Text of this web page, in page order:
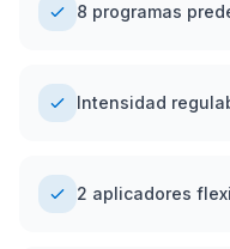
8 programas
Intensidad
2 aplicadores